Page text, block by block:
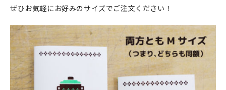
ぜひお気軽にお好みのサイズでご注文ください！